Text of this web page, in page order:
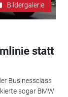
Bildergalerie
statt
Businessclass
sogar BMW